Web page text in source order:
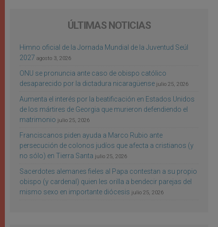
ÚLTIMAS NOTICIAS
Himno oficial de la Jornada Mundial de la Juventud Seúl
2027 agosto 3, 2026
ONU se pronuncia ante caso de obispo católico
desaparecido por la dictadura nicaragüense julio 25, 2026
Aumenta el interés por la beatificación en Estados Unidos
de los mártires de Georgia que murieron defendiendo el
matrimonio julio 25, 2026
Franciscanos piden ayuda a Marco Rubio ante
persecución de colonos judíos que afecta a cristianos (y
no sólo) en Tierra Santa julio 25, 2026
Sacerdotes alemanes fieles al Papa contestan a su propio
obispo (y cardenal) quien les orilla a bendecir parejas del
mismo sexo en importante diócesis julio 25, 2026